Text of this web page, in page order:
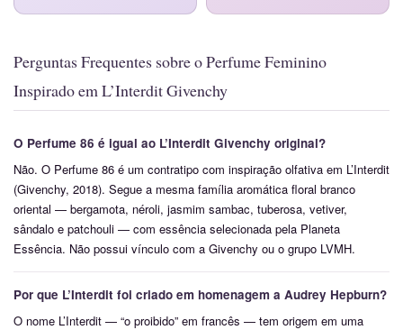
Perguntas Frequentes sobre o Perfume Feminino
Inspirado em L’Interdit Givenchy
O Perfume 86 é igual ao L’Interdit Givenchy original?
Não. O Perfume 86 é um contratipo com inspiração olfativa em L’Interdit
(Givenchy, 2018). Segue a mesma família aromática floral branco
oriental — bergamota, néroli, jasmim sambac, tuberosa, vetiver,
sândalo e patchouli — com essência selecionada pela Planeta
Essência. Não possui vínculo com a Givenchy ou o grupo LVMH.
Por que L’Interdit foi criado em homenagem a Audrey Hepburn?
O nome L’Interdit — “o proibido” em francês — tem origem em uma